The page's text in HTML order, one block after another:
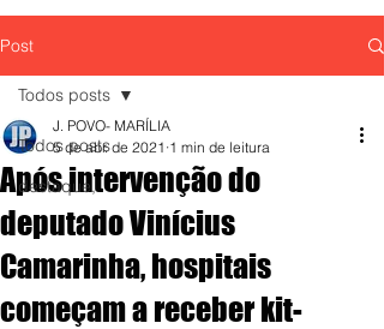
Post
Todos posts
destaque,
Todos posts
Após intervenção do
deputado Vinícius
Camarinha, hospitais
começam a receber kit-
J. POVO- MARÍLIA
5 de abr. de 2021 1 min de leitura